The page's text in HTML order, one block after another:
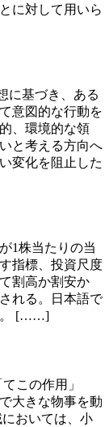
に対して用いら
に基づき、ある
意図的な行動を
、環境的な領
と考える方向へ
変化を阻止した
1株当たりの当
指標、投資尺度
割高か割安か
れる。日本語で
。 [……]
この作用」
大きな物事を動
おいては、小